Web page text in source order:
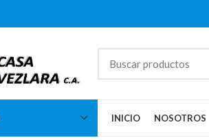
INICIO NOSOTROS